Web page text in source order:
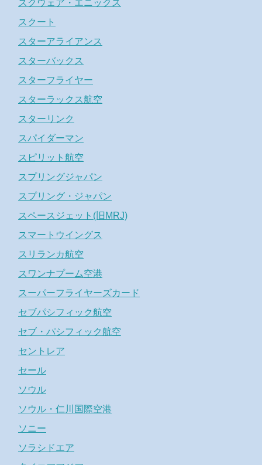
スクウェア・エニックス
スクート
スターアライアンス
スターバックス
スターフライヤー
スターラックス航空
スターリンク
スパイダーマン
スピリット航空
スプリングジャパン
スプリング・ジャパン
スペースジェット(旧MRJ)
スマートウイングス
スリランカ航空
スワンナプーム空港
スーパーフライヤーズカード
セブパシフィック航空
セブ・パシフィック航空
セントレア
セール
ソウル
ソウル・仁川国際空港
ソニー
ソラシドエア